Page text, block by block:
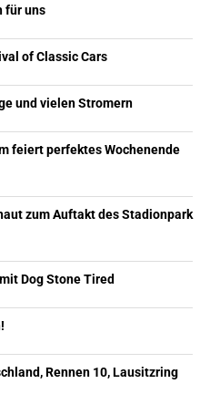
für uns
of Classic Cars
und vielen Stromern
feiert perfektes Wochenende
zum Auftakt des Stadionpark
Dog Stone Tired
Rennen 10, Lausitzring